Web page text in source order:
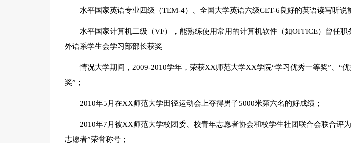
水平国家英语专业四级（TEM-4）、全国大学英语六级CET-6良好的英语读写听说
水平国家计算机二级（VF），能熟练使用常用的计算机软件（如OFFICE）曾任职
外语系学生会学习部部长获奖
情况大学期间，2009-2010学年，荣获XX师范大学XX学院“学习优秀一等奖”、“
奖”；
2010年5月在XX师范大学田径运动会上夺得男子5000米第六名的好成绩；
2010年7月被XX师范大学校团委、校青年志愿者协会和校学生社团联合会联合评
志愿者”荣誉称号；